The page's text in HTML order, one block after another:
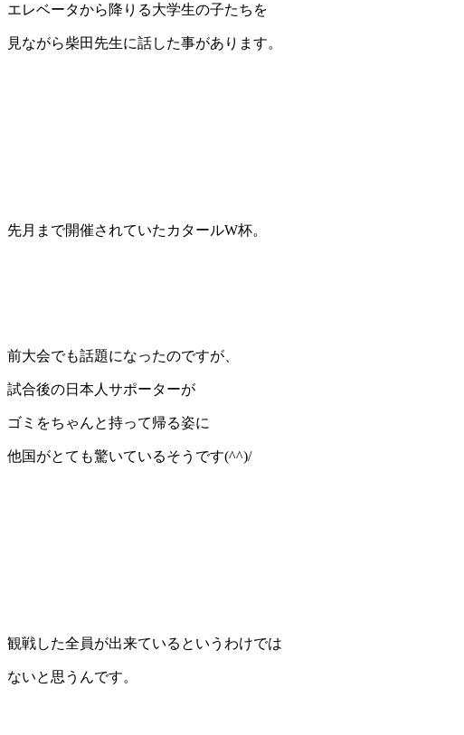
エレベータから降りる大学生の子たちを
見ながら柴田先生に話した事があります。
先月まで開催されていたカタールW杯。
前大会でも話題になったのですが、
試合後の日本人サポーターが
ゴミをちゃんと持って帰る姿に
他国がとても驚いているそうです(^^)/
観戦した全員が出来ているというわけでは
ないと思うんです。